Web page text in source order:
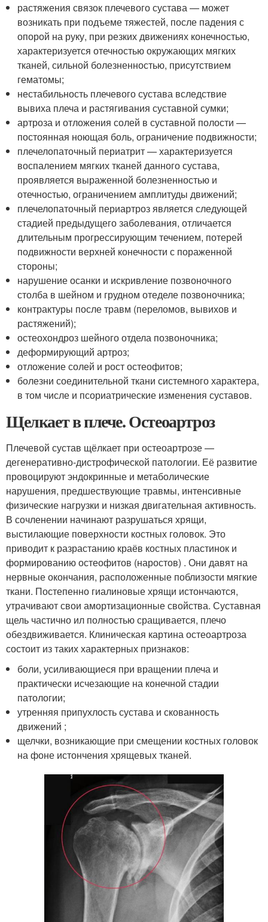
растяжения связок плечевого сустава — может
возникать при подъеме тяжестей, после падения с
опорой на руку, при резких движениях конечностью,
характеризуется отечностью окружающих мягких
тканей, сильной болезненностью, присутствием
гематомы;
нестабильность плечевого сустава вследствие
вывиха плеча и растягивания суставной сумки;
артроза и отложения солей в суставной полости —
постоянная ноющая боль, ограничение подвижности;
плечелопаточный периатрит — характеризуется
воспалением мягких тканей данного сустава,
проявляется выраженной болезненностью и
отечностью, ограничением амплитуды движений;
плечелопаточный периартроз является следующей
стадией предыдущего заболевания, отличается
длительным прогрессирующим течением, потерей
подвижности верхней конечности с пораженной
стороны;
нарушение осанки и искривление позвоночного
столба в шейном и грудном отеделе позвоночника;
контрактуры после травм (переломов, вывихов и
растяжений);
остеохондроз шейного отдела позвоночника;
деформирующий артроз;
отложение солей и рост остеофитов;
болезни соединительной ткани системного характера,
в том числе и псориатрические изменения суставов.
Щелкает в плече. Остеоартроз
Плечевой сустав щёлкает при остеоартрозе —
дегенеративно-дистрофической патологии. Её развитие
провоцируют эндокринные и метаболические
нарушения, предшествующие травмы, интенсивные
физические нагрузки и низкая двигательная активность.
В сочленении начинают разрушаться хрящи,
выстилающие поверхности костных головок. Это
приводит к разрастанию краёв костных пластинок и
формированию остеофитов (наростов) . Они давят на
нервные окончания, расположенные поблизости мягкие
ткани. Постепенно гиалиновые хрящи истончаются,
утрачивают свои амортизационные свойства. Суставная
щель частично ил полностью сращивается, плечо
обездвиживается. Клиническая картина остеоартроза
состоит из таких характерных признаков:
боли, усиливающиеся при вращении плеча и
практически исчезающие на конечной стадии
патологии;
утренняя припухлость сустава и скованность
движений ;
щелчки, возникающие при смещении костных головок
на фоне истончения хрящевых тканей.